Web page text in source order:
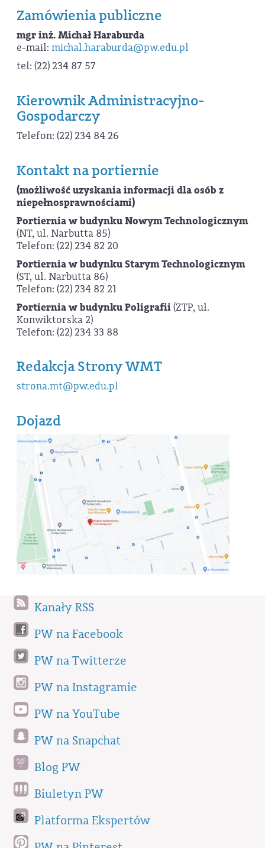
Zamówienia publiczne
mgr inż. Michał Haraburda
e-mail: michal.haraburda@pw.edu.pl
tel: (22) 234 87 57
Kierownik Administracyjno-
Gospodarczy
Telefon: (22) 234 84 26
Kontakt na portiernie
(możliwość uzyskania informacji dla osób z
niepełnosprawnościami)
Portiernia w budynku Nowym Technologicznym
(NT, ul. Narbutta 85)
Telefon: (22) 234 82 20
Portiernia w budynku Starym Technologicznym
(ST, ul. Narbutta 86)
Telefon: (22) 234 82 21
Portiernia w budynku Poligrafii(ZTP, ul.
Konwiktorska 2)
Telefon: (22) 234 33 88
Redakcja Strony WMT
strona.mt@pw.edu.pl
Dojazd
Kanały RSS
PW na Facebook
PW na Twitterze
PW na Instagramie
PW na YouTube
PW na Snapchat
Blog PW
Biuletyn PW
Platforma Ekspertów